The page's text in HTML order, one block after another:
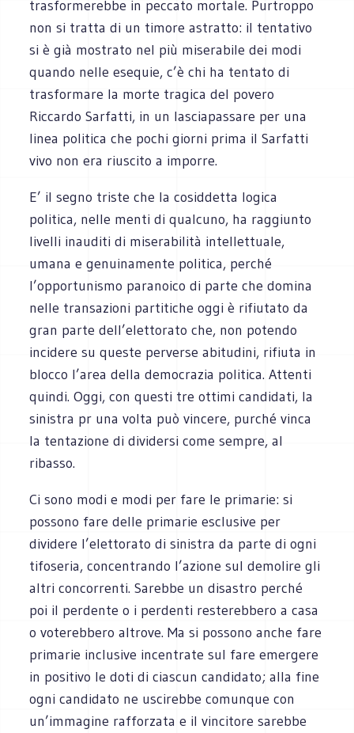
trasformerebbe in peccato mortale. Purtroppo
non si tratta di un timore astratto: il tentativo
si è già mostrato nel più miserabile dei modi
quando nelle esequie, c’è chi ha tentato di
trasformare la morte tragica del povero
Riccardo Sarfatti, in un lasciapassare per una
linea politica che pochi giorni prima il Sarfatti
vivo non era riuscito a imporre.
E’ il segno triste che la cosiddetta logica
politica, nelle menti di qualcuno, ha raggiunto
livelli inauditi di miserabilità intellettuale,
umana e genuinamente politica, perché
l’opportunismo paranoico di parte che domina
nelle transazioni partitiche oggi è rifiutato da
gran parte dell’elettorato che, non potendo
incidere su queste perverse abitudini, rifiuta in
blocco l’area della democrazia politica. Attenti
quindi. Oggi, con questi tre ottimi candidati, la
sinistra pr una volta può vincere, purché vinca
la tentazione di dividersi come sempre, al
ribasso.
Ci sono modi e modi per fare le primarie: si
possono fare delle primarie esclusive per
dividere l’elettorato di sinistra da parte di ogni
tifoseria, concentrando l’azione sul demolire gli
altri concorrenti. Sarebbe un disastro perché
poi il perdente o i perdenti resterebbero a casa
o voterebbero altrove. Ma si possono anche fare
primarie inclusive incentrate sul fare emergere
in positivo le doti di ciascun candidato; alla fine
ogni candidato ne uscirebbe comunque con
un’immagine rafforzata e il vincitore sarebbe